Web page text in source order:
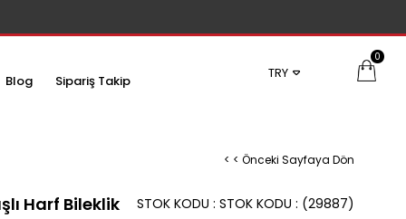
0
TRY
Blog Sipariş Takip
< < Önceki Sayfaya Dön
Harf Bileklik (29887)
STOK KODU STOK KODU